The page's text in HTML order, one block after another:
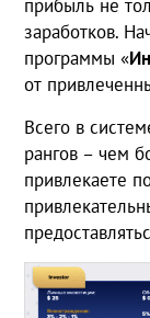
прибыль не
заработков.
программы «
от
Всего в
рангов – чем
привлекаете